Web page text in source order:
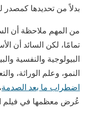
بدلاً من تحديدها
من المهم ملاحظة أن
تمامًا، لكن السائد أن
البيولوجية والنفسية
النمو، وعلم الوراثة،
اضطراب ما بعد الصدمة
عُرض معظمها في فيلم